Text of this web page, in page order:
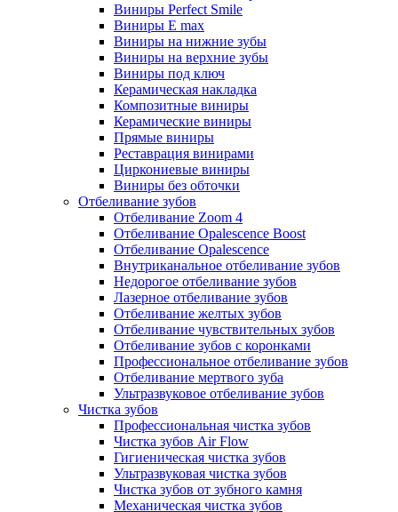
Виниры Perfect Smile
Виниры E max
Виниры на нижние зубы
Виниры на верхние зубы
Виниры под ключ
Керамическая накладка
Композитные виниры
Керамические виниры
Прямые виниры
Реставрация винирами
Циркониевые виниры
Виниры без обточки
Отбеливание зубов
Отбеливание Zoom 4
Отбеливание Opalescence Boost
Отбеливание Opalescence
Внутриканальное отбеливание зубов
Недорогое отбеливание зубов
Лазерное отбеливание зубов
Отбеливание желтых зубов
Отбеливание чувствительных зубов
Отбеливание зубов с коронками
Профессиональное отбеливание зубов
Отбеливание мертвого зуба
Ультразвуковое отбеливание зубов
Чистка зубов
Профессиональная чистка зубов
Чистка зубов Air Flow
Гигиеническая чистка зубов
Ультразвуковая чистка зубов
Чистка зубов от зубного камня
Механическая чистка зубов